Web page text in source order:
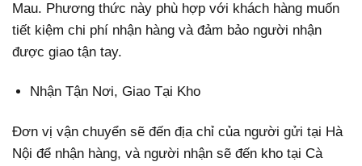
Mau. Phương thức này phù hợp với khách hàng muốn
tiết kiệm chi phí nhận hàng và đảm bảo người nhận
được giao tận tay.
Nhận Tận Nơi, Giao Tại Kho
Đơn vị vận chuyển sẽ đến địa chỉ của người gửi tại Hà
Nội để nhận hàng, và người nhận sẽ đến kho tại Cà